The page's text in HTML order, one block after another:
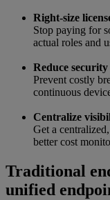
Right-size
Stop paying for
actual roles and
Reduce
Prevent costly
continuous
Centralize
Get a
better cost
Traditional
unified